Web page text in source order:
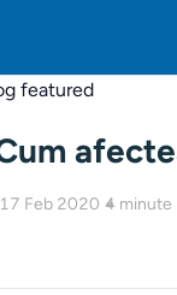
17 Feb 2020 4 minute